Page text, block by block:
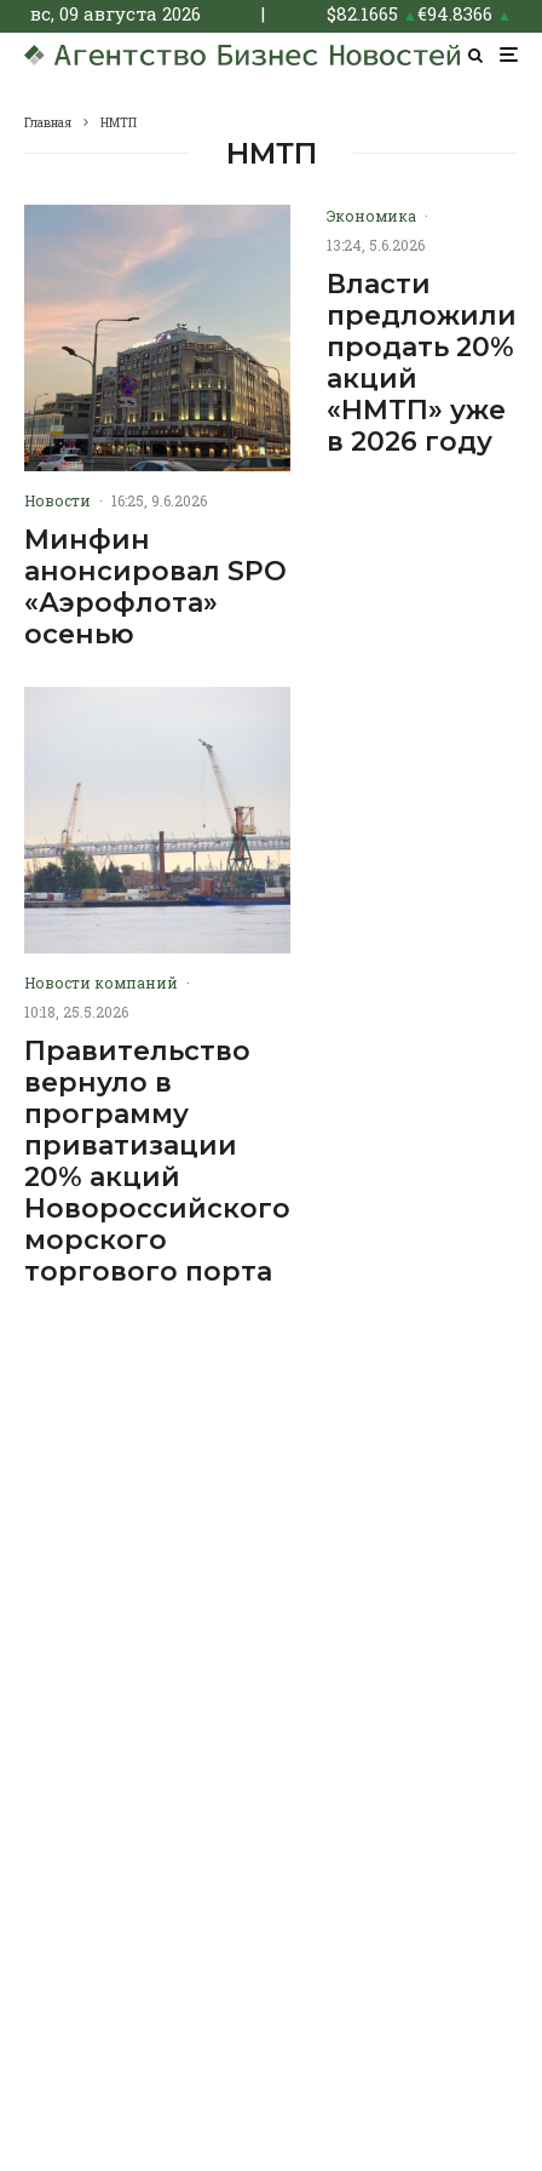
вс, 09 августа 2026 | $82.1665 ▲€94.8366 ▲
Главная НМТП
НМТП
Новости · 16:25, 9.6.2026
Минфин
анонсировал SPO
«Аэрофлота»
осенью
Новости компаний ·
10:18, 25.5.2026
Правительство
вернуло в
программу
приватизации
20% акций
Новороссийского
морского
торгового порта
Экономика ·
13:24, 5.6.2026
Власти
предложили
продать 20%
акций
«НМТП» уже
в 2026 году